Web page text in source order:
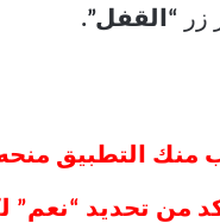
زر “القفل”.
منك التطبيق
من تحديد